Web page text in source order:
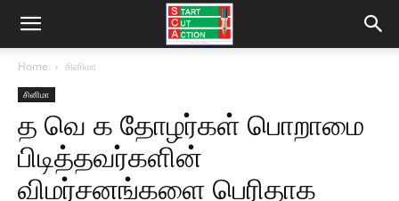
Home சினிமா
சினிமா
த வெ க தோழர்கள் பொறாமை
பிடித்தவர்களின்
விமர்சனங்களை பெரிதாக